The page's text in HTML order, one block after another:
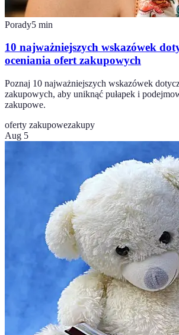
Porady5 min
10 najważniejszych wskazówek
oceniania ofert zakupowych
Poznaj 10 najważniejszych wskazówek
zakupowych, aby uniknąć pułapek i
zakupowe.
oferty zakupowezakupy
Aug 5